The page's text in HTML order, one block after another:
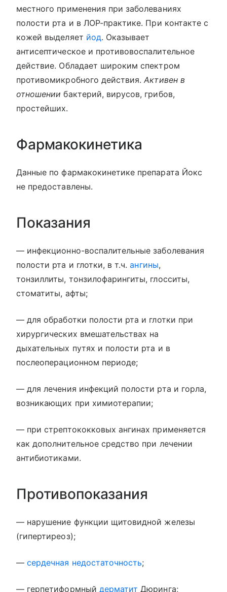
местного применения при заболеваниях
полости рта и в ЛОР-практике. При контакте с
кожей выделяет йод. Оказывает
антисептическое и противовоспалительное
действие. Обладает широким спектром
противомикробного действия.Активен в
отношении бактерий, вирусов, грибов,
простейших.
Фармакокинетика
Данные по фармакокинетике препарата Йокс
не предоставлены.
Показания
— инфекционно-воспалительные заболевания
полости рта и глотки, в т.ч.ангины,
тонзиллиты, тонзилофарингиты, глосситы,
стоматиты, афты;
— для обработки полости рта и глотки при
хирургических вмешательствах на
дыхательных путях и полости рта и в
послеоперационном периоде;
— для лечения инфекций полости рта и горла,
возникающих при химиотерапии;
— при стрептококковых ангинах применяется
как дополнительное средство при лечении
антибиотиками.
Противопоказания
— нарушение функции щитовидной железы
(гипертиреоз);
—сердечная недостаточность;
— герпетиформный дерматит Дюринга;